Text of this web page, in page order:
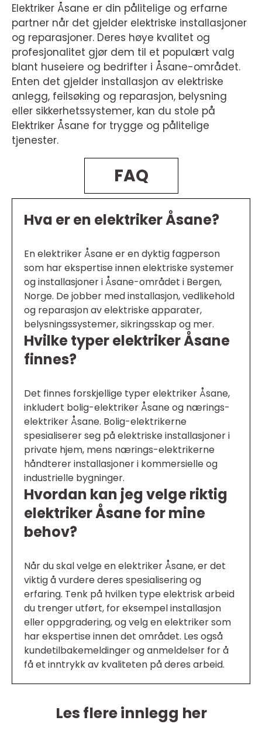
Elektriker Åsane er din pålitelige og erfarne
partner når det gjelder elektriske installasjoner
og reparasjoner. Deres høye kvalitet og
profesjonalitet gjør dem til et populært valg
blant huseiere og bedrifter i Åsane-området.
Enten det gjelder installasjon av elektriske
anlegg, feilsøking og reparasjon, belysning
eller sikkerhetssystemer, kan du stole på
Elektriker Åsane for trygge og pålitelige
tjenester.
FAQ
Hva er en elektriker Åsane?
En elektriker Åsane er en dyktig fagperson
som har ekspertise innen elektriske systemer
og installasjoner i Åsane-området i Bergen,
Norge. De jobber med installasjon, vedlikehold
og reparasjon av elektriske apparater,
belysningssystemer, sikringsskap og mer.
Hvilke typer elektriker Åsane
finnes?
Det finnes forskjellige typer elektriker Åsane,
inkludert bolig-elektriker Åsane og nærings-
elektriker Åsane. Bolig-elektrikerne
spesialiserer seg på elektriske installasjoner i
private hjem, mens nærings-elektrikerne
håndterer installasjoner i kommersielle og
industrielle bygninger.
Hvordan kan jeg velge riktig
elektriker Åsane for mine
behov?
Når du skal velge en elektriker Åsane, er det
viktig å vurdere deres spesialisering og
erfaring. Tenk på hvilken type elektrisk arbeid
du trenger utført, for eksempel installasjon
eller oppgradering, og velg en elektriker som
har ekspertise innen det området. Les også
kundetilbakemeldinger og anmeldelser for å
få et inntrykk av kvaliteten på deres arbeid.
Les flere innlegg her